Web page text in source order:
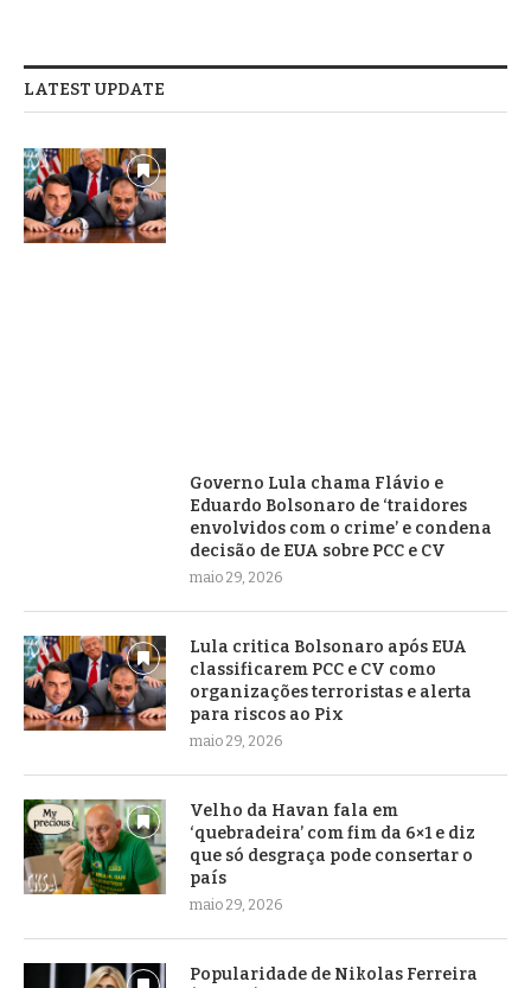
LATEST UPDATE
Governo Lula chama Flávio e
Eduardo Bolsonaro de ‘traidores
envolvidos com o crime’ e condena
decisão de EUA sobre PCC e CV
maio 29, 2026
Lula critica Bolsonaro após EUA
classificarem PCC e CV como
organizações terroristas e alerta
para riscos ao Pix
maio 29, 2026
Velho da Havan fala em
‘quebradeira’ com fim da 6×1 e diz
que só desgraça pode consertar o
país
maio 29, 2026
Popularidade de Nikolas Ferreira